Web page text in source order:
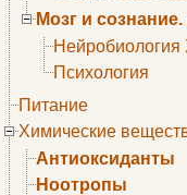
Мозг и
Нейробиология
Психология
Питание
Химические
Антиоксиданты
Ноотропы